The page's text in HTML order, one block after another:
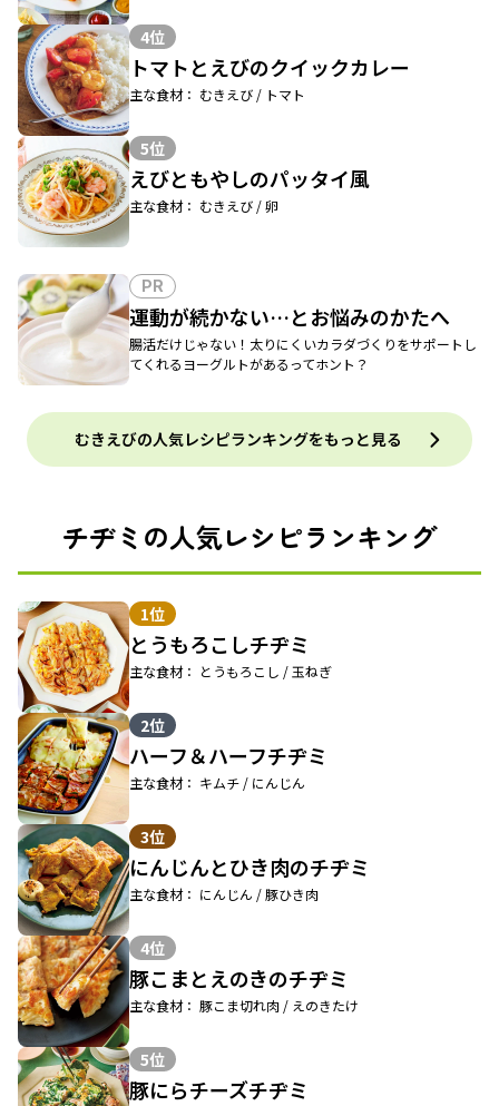
4位
トマトとえびのクイックカレー
主な食材： むきえび / トマト
5位
えびともやしのパッタイ風
主な食材： むきえび / 卵
PR
運動が続かない…とお悩みのかたへ
腸活だけじゃない！太りにくいカラダづくりをサポートし
てくれるヨーグルトがあるってホント？
むきえびの人気レシピランキングをもっと見る
チヂミの人気レシピランキング
1位
とうもろこしチヂミ
主な食材： とうもろこし / 玉ねぎ
2位
ハーフ＆ハーフチヂミ
主な食材： キムチ / にんじん
3位
にんじんとひき肉のチヂミ
主な食材： にんじん / 豚ひき肉
4位
豚こまとえのきのチヂミ
主な食材： 豚こま切れ肉 / えのきたけ
5位
豚にらチーズチヂミ